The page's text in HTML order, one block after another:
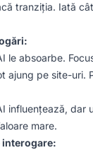
tranziția. Iată
le absoarbe.
ajung pe site-uri.
influențează, dar
mare.
interogare: